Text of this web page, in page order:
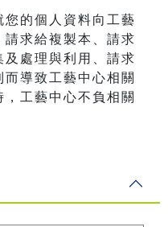
的個人資料向工藝
求給複製本、請求
處理與利用、請求
導致工藝中心相關
工藝中心不負相關